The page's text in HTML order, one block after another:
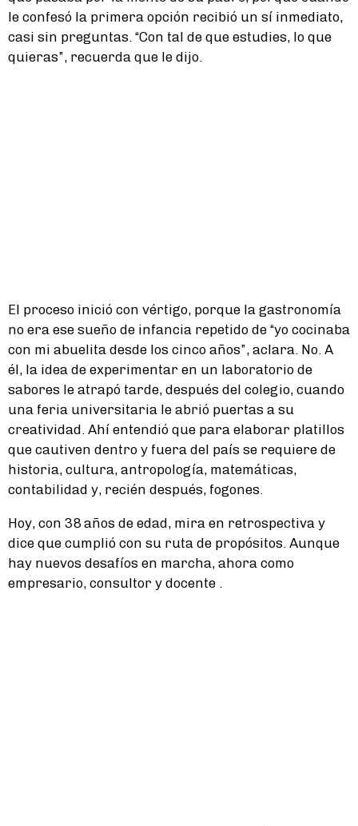
le confesó la primera opción recibió un sí inmediato,
casi sin preguntas. “Con tal de que estudies, lo que
quieras”, recuerda que le dijo.
El proceso inició con vértigo, porque la gastronomía
no era ese sueño de infancia repetido de “yo cocinaba
con mi abuelita desde los cinco años”, aclara. No. A
él, la idea de experimentar en un laboratorio de
sabores le atrapó tarde, después del colegio, cuando
una feria universitaria le abrió puertas a su
creatividad. Ahí entendió que para elaborar platillos
que cautiven dentro y fuera del país se requiere de
historia, cultura, antropología, matemáticas,
contabilidad y, recién después, fogones.
Hoy, con 38 años de edad, mira en retrospectiva y
dice que cumplió con su ruta de propósitos. Aunque
hay nuevos desafíos en marcha, ahora como
empresario, consultor y docente .